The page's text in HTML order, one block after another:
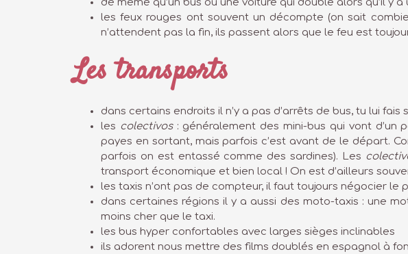
de même qu’un bus ou une voiture qui double alors qu’il y
les feux rouges ont souvent un décompte (on sait
n’attendent pas la fin, ils passent alors que le feu est
Les transports
dans certains endroits il n’y a pas d’arrêts de bus, tu lui fais
les colectivos: généralement des mini-bus qui vont d’un
payes en sortant, mais parfois c’est avant de le départ.
parfois on est entassé comme des sardines). Les
transport économique et bien local ! On est d’ailleurs
les taxis n’ont pas de compteur, il faut toujours négocier
dans certaines régions il y a aussi des moto-taxis : une
moins cher que le taxi.
les bus hyper confortables avec larges sièges inclinables
ils adorent nous mettre des films doublés en espagnol à